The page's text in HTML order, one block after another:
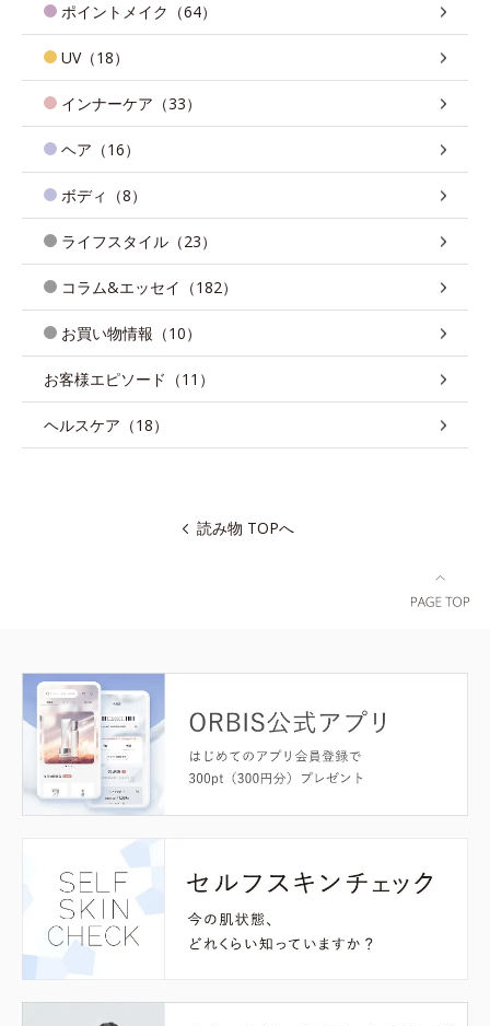
ポイントメイク（64）
UV（18）
インナーケア（33）
ヘア（16）
ボディ（8）
ライフスタイル（23）
コラム&エッセイ（182）
お買い物情報（10）
お客様エピソード（11）
ヘルスケア（18）
読み物 TOPへ